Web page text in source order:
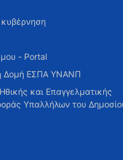
κυβέρνηση
- Portal
Δομή ΕΣΠΑ ΥΝΑΝΠ
και Επαγγελματικής
Υπαλλήλων του